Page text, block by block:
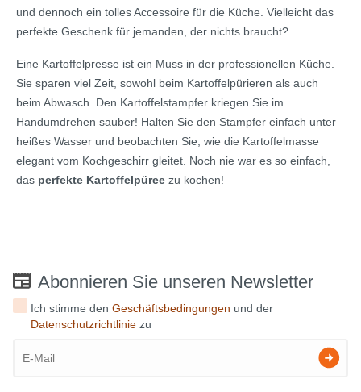
und dennoch ein tolles Accessoire für die Küche. Vielleicht das
perfekte Geschenk für jemanden, der nichts braucht?
Eine Kartoffelpresse ist ein Muss in der professionellen Küche.
Sie sparen viel Zeit, sowohl beim Kartoffelpürieren als auch
beim Abwasch. Den Kartoffelstampfer kriegen Sie im
Handumdrehen sauber! Halten Sie den Stampfer einfach unter
heißes Wasser und beobachten Sie, wie die Kartoffelmasse
elegant vom Kochgeschirr gleitet. Noch nie war es so einfach,
das perfekte Kartoffelpüree zu kochen!
Abonnieren Sie unseren Newsletter
Ich stimme denGeschäftsbedingungen und der
Datenschutzrichtlinie zu